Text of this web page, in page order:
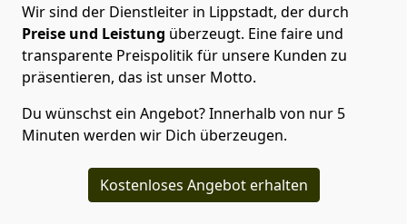
Wir sind der Dienstleiter in Lippstadt, der durch
Preise und Leistung überzeugt. Eine faire und
transparente Preispolitik für unsere Kunden zu
präsentieren, das ist unser Motto.
Du wünschst ein Angebot? Innerhalb von nur 5
Minuten werden wir Dich überzeugen.
Kostenloses Angebot erhalten